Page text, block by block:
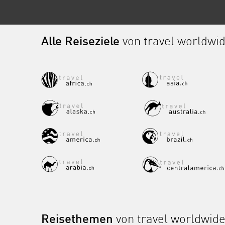
Alle Reiseziele von travel
Reisethemen von travel worldwide